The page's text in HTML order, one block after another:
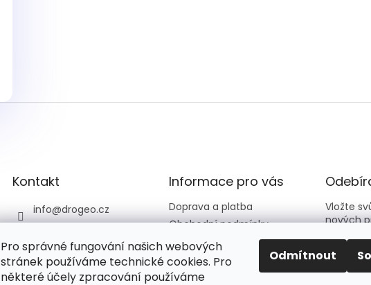
Pro správné fungování našich webových
stránek používáme technické cookies. Pro
některé účely zpracování používáme
Odmítnout
Kontakt
info@drogeo.cz
+420 607 058 258 (v
pracovní dny 08:00-1
6:00)
Informace pro vás
Doprava a platba
Obchodní podmínky
Kontakty
Hodnocení obchodu
Vložte
nových
E-mail